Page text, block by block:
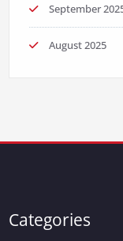
September
August 2025
Categories